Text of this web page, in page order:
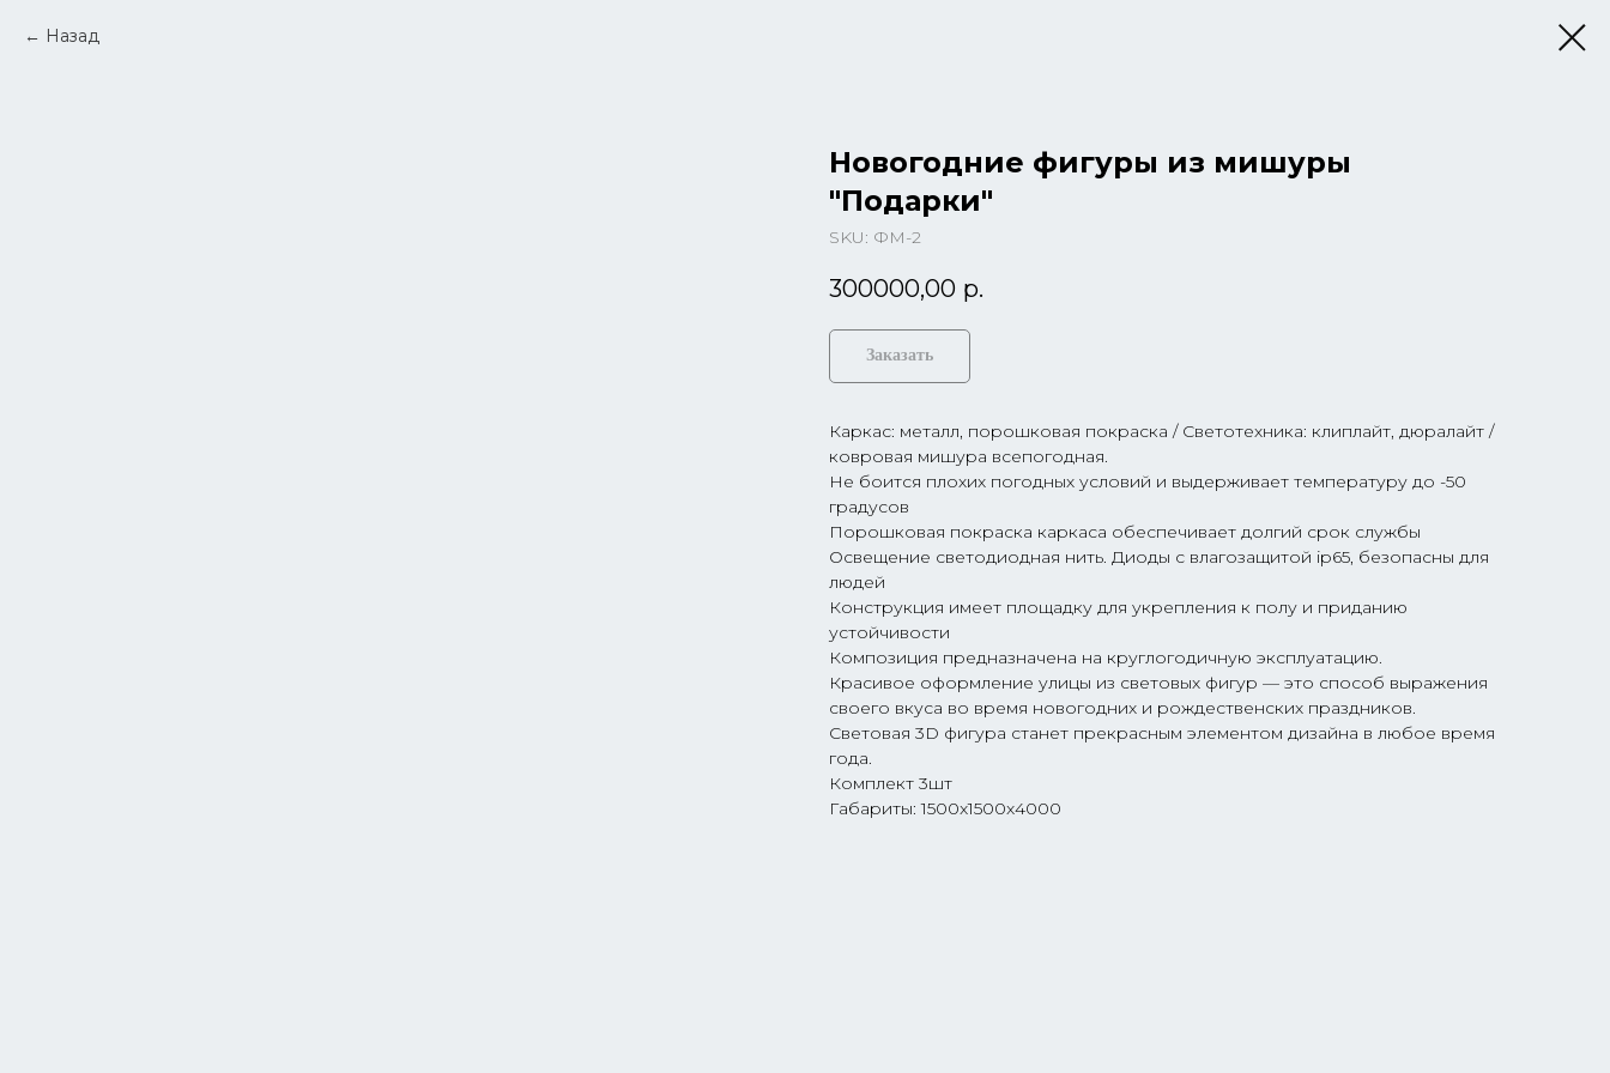
Назад
Новогодние фигуры из мишуры
"Подарки"
SKU: ФМ-2
300000,00 р.
Заказать
Каркас: металл, порошковая покраска / Светотехника: клиплайт, дюралайт /
ковровая мишура всепогодная.
Не боится плохих погодных условий и выдерживает температуру до -50
градусов
Порошковая покраска каркаса обеспечивает долгий срок службы
Освещение светодиодная нить. Диоды с влагозащитой ip65, безопасны для
людей
Конструкция имеет площадку для укрепления к полу и приданию
устойчивости
Композиция предназначена на круглогодичную эксплуатацию.
Красивое оформление улицы из световых фигур — это способ выражения
своего вкуса во время новогодних и рождественских праздников.
Световая 3D фигура станет прекрасным элементом дизайна в любое время
года.
Комплект 3шт
Габариты: 1500x1500x4000